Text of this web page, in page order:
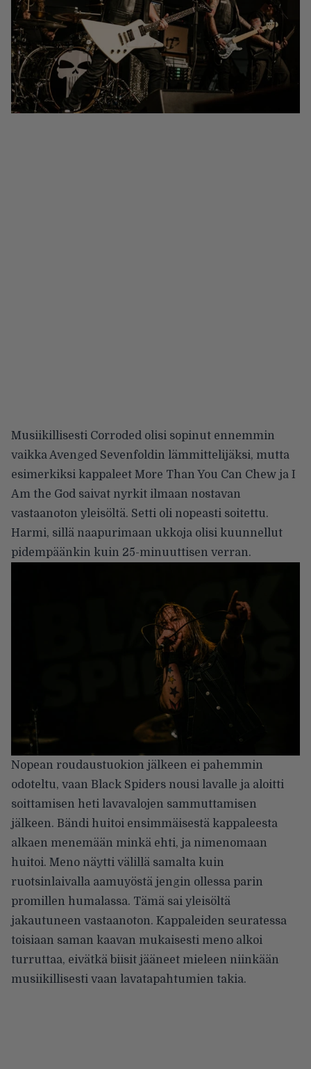
Musiikillisesti Corroded olisi sopinut ennemmin
vaikka Avenged Sevenfoldin lämmittelijäksi, mutta
esimerkiksi kappaleet More Than You Can Chew ja I
Am the God saivat nyrkit ilmaan nostavan
vastaanoton yleisöltä. Setti oli nopeasti soitettu.
Harmi, sillä naapurimaan ukkoja olisi kuunnellut
pidempäänkin kuin 25-minuuttisen verran.
Nopean roudaustuokion jälkeen ei pahemmin
odoteltu, vaan Black Spiders nousi lavalle ja aloitti
soittamisen heti lavavalojen sammuttamisen
jälkeen. Bändi huitoi ensimmäisestä kappaleesta
alkaen menemään minkä ehti, ja nimenomaan
huitoi. Meno näytti välillä samalta kuin
ruotsinlaivalla aamuyöstä jengin ollessa parin
promillen humalassa. Tämä sai yleisöltä
jakautuneen vastaanoton. Kappaleiden seuratessa
toisiaan saman kaavan mukaisesti meno alkoi
turruttaa, eivätkä biisit jääneet mieleen niinkään
musiikillisesti vaan lavatapahtumien takia.